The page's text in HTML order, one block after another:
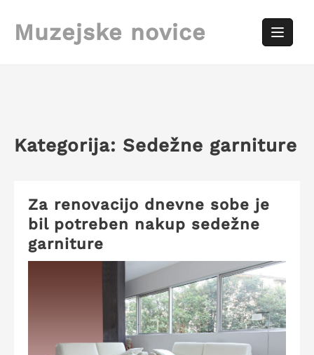
content
Muzejske novice
Kategorija: Sedežne garniture
Za renovacijo dnevne sobe je
bil potreben nakup sedežne
garniture